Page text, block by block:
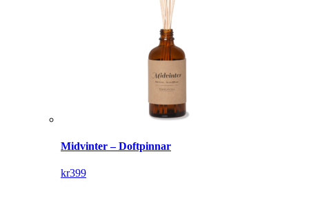
Midvinter – Doftpinnar
kr399